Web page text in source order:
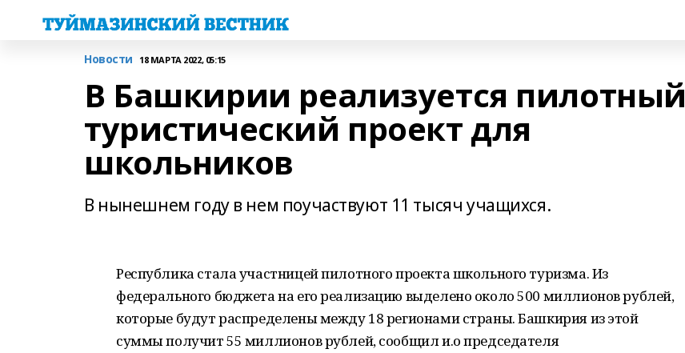
Новости 18 МАРТА 2022, 05:15
В Башкирии реализуется пилотный
туристический проект для
школьников
В нынешнем году в нем поучаствуют 11 тысяч учащихся.
Республика стала участницей пилотного проекта школьного туризма. Из
федерального бюджета на его реализацию выделено около 500 миллионов рублей,
которые будут распределены между 18 регионами страны. Башкирия из этой
суммы получит 55 миллионов рублей, сообщил и.о председателя